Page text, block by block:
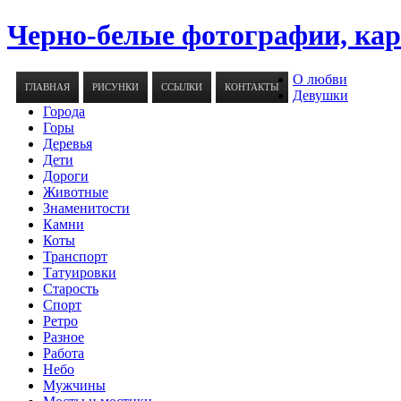
Черно-белые фотографии,
ГЛАВНАЯ РИСУНКИ ССЫЛКИ КОНТАКТЫ
О любви
Девушки
Города
Горы
Деревья
Дети
Дороги
Животные
Знаменитости
Камни
Коты
Транспорт
Татуировки
Старость
Спорт
Ретро
Разное
Работа
Небо
Мужчины